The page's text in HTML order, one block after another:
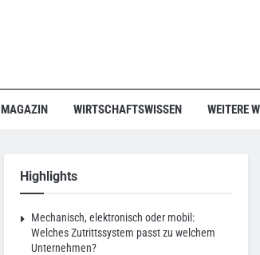
MAGAZIN WIRTSCHAFTSWISSEN WEITERE
Highlights
Mechanisch, elektronisch oder mobil:
Welches Zutrittssystem passt zu welchem
Unternehmen?